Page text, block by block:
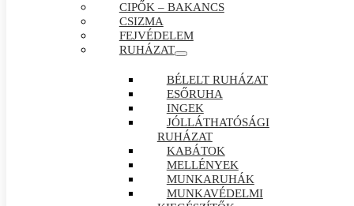
CIPŐK – BAKANCS
CSIZMA
FEJVÉDELEM
RUHÁZAT
BÉLELT RUHÁZAT
ESŐRUHA
INGEK
JÓLLÁTHATÓSÁGI
RUHÁZAT
KABÁTOK
MELLÉNYEK
MUNKARUHÁK
MUNKAVÉDELMI